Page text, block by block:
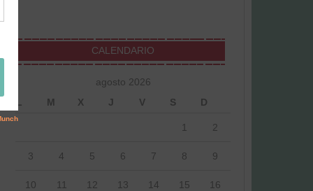
CALENDARIO
agosto 2026
M X J V S D
1 2
3 4 5 6 7 8 9
10 11 12 13 14 15 16